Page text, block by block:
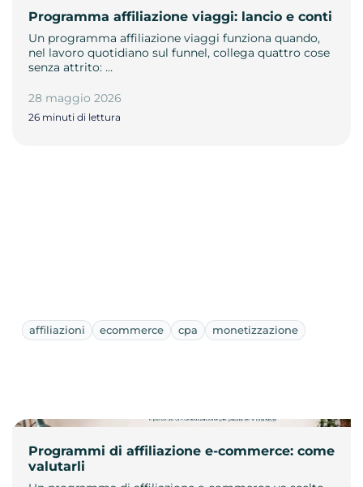
Programma affiliazione viaggi: lancio e conti
Un programma affiliazione viaggi funziona quando,
nel lavoro quotidiano sul funnel, collega quattro cose
senza attrito: …
28 maggio 2026
26 minuti di lettura
affiliazioni ecommerce cpa monetizzazione
Programmi di affiliazione e-commerce: come
valutarli